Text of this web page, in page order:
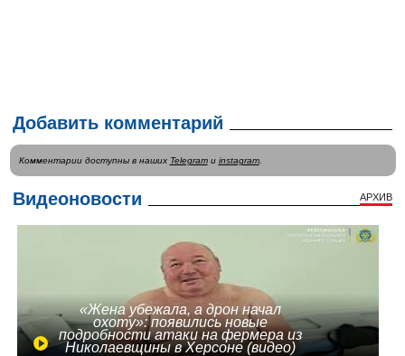
Добавить комментарий
Комментарии доступны в наших Telegramи instagram.
Видеоновости АРХИВ
«Жена убежала, а дрон начал
охоту»: появились новые
подробности атаки на фермера из
Николаевщины в Херсоне (видео)